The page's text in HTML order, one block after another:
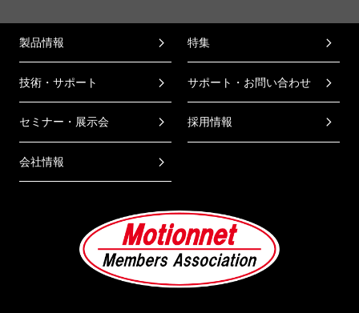
製品情報 特集
技術・サポート サポート・お問い合わせ
セミナー・展示会 採用情報
会社情報